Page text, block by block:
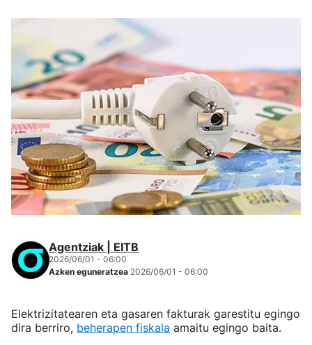
Agentziak | EITB
2026/06/01 - 06:00
Azken eguneratzea 2026/06/01 - 06:00
Elektrizitatearen eta gasaren fakturak garestitu egingo
dira berriro, beherapen fiskala amaitu egingo baita.